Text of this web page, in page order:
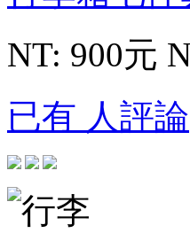
NT: 900元
已有 人評論